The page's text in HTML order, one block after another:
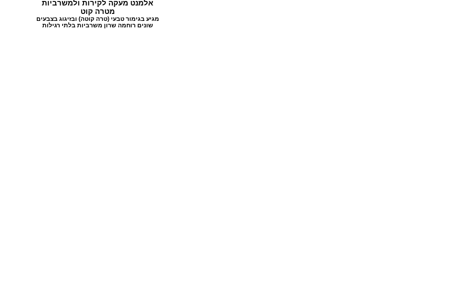
אלמנט מעקה לקירות ולמשרביות
מטרה קוט
מגיע בגימור טבעי (טרה קוטה) ובזיגוג בצבעים
שונים רוחמה שרון משרביות בלתי רגילות